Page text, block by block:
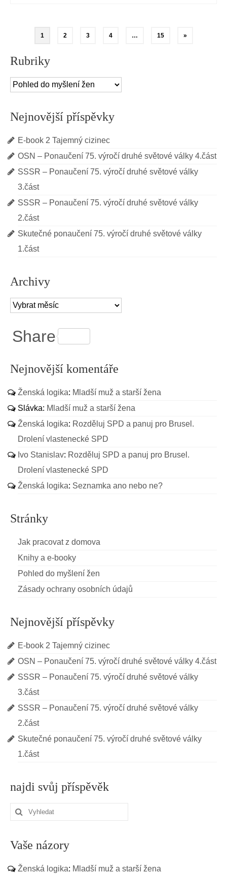
1 2 3 4 … 15 »
Rubriky
Rubriky
Nejnovější příspěvky
E-book 2 Tajemný cizinec
OSN – Ponaučení 75. výročí druhé světové války 4.část
SSSR – Ponaučení 75. výročí druhé světové války
3.část
SSSR – Ponaučení 75. výročí druhé světové války
2.část
Skutečné ponaučení 75. výročí druhé světové války
1.část
Archivy
Archivy
Share
Nejnovější komentáře
Ženská logika: Mladší muž a starší žena
Slávka: Mladší muž a starší žena
Ženská logika: Rozděluj SPD a panuj pro Brusel.
Drolení vlastenecké SPD
Ivo Stanislav: Rozděluj SPD a panuj pro Brusel.
Drolení vlastenecké SPD
Ženská logika: Seznamka ano nebo ne?
Stránky
Jak pracovat z domova
Knihy a e-booky
Pohled do myšlení žen
Zásady ochrany osobních údajů
Nejnovější příspěvky
E-book 2 Tajemný cizinec
OSN – Ponaučení 75. výročí druhé světové války 4.část
SSSR – Ponaučení 75. výročí druhé světové války
3.část
SSSR – Ponaučení 75. výročí druhé světové války
2.část
Skutečné ponaučení 75. výročí druhé světové války
1.část
najdi svůj příspěvěk
Vaše názory
Ženská logika: Mladší muž a starší žena